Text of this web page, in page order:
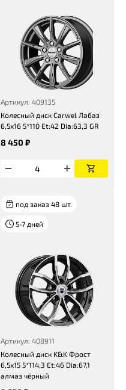
Артикул: 409135
Колесный диск Carwel Лабаз
6,5x16 5*110 Et:42 Dia:63,3 GR
8 450 ₽
под заказ 48 шт.
5-7 дней
Артикул: 408911
Колесный диск K&K Фрост
6,5x15 5*114,3 Et:46 Dia:67,1
алмаз чёрный